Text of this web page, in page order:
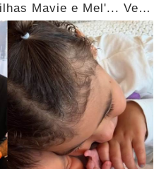
Mavie e Mel'... Ver